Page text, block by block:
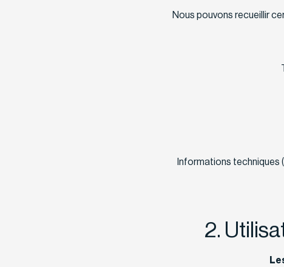
Nous pouvons recueillir
Informations techniques
2.